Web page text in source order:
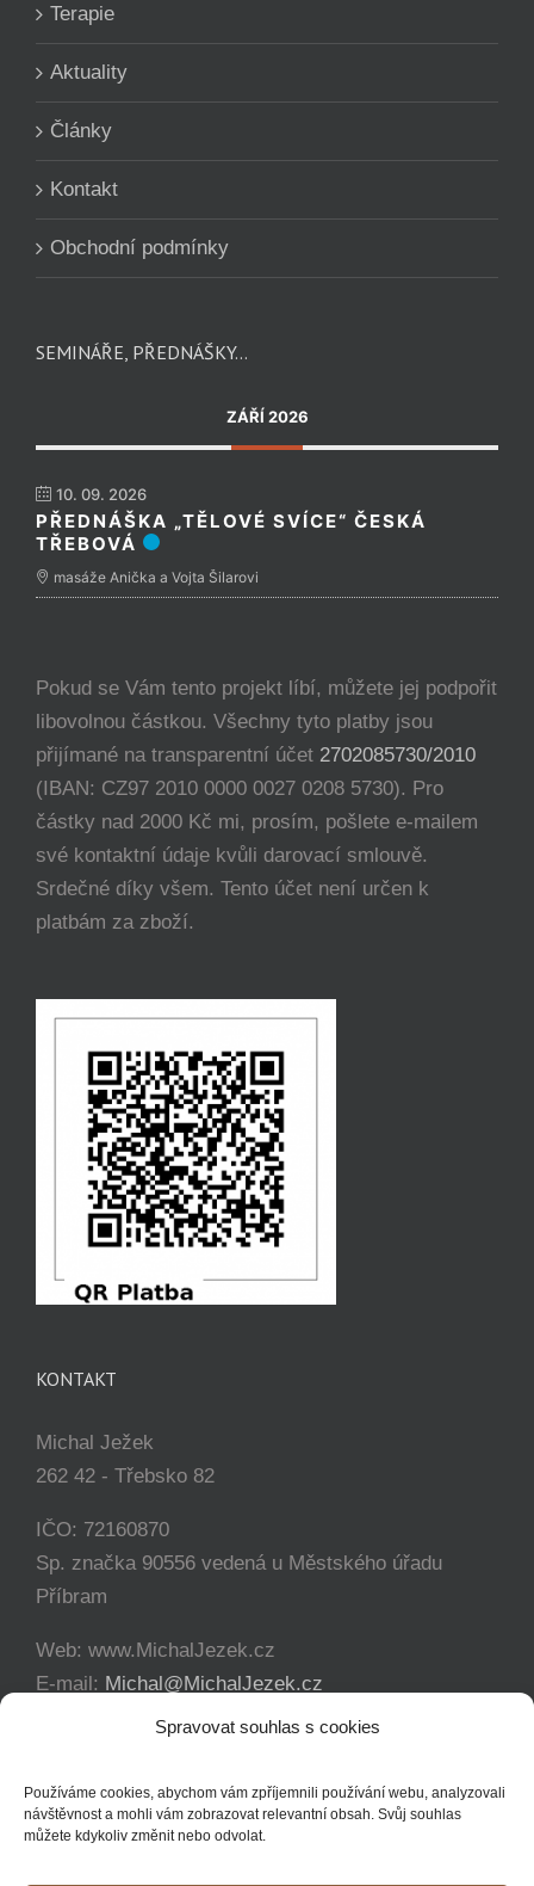
Spravovat souhlas s cookies
Používáme cookies, abychom vám zpříjemnili používání webu, analyzovali
návštěvnost a mohli vám zobrazovat relevantní obsah. Svůj souhlas
můžete kdykoliv změnit nebo odvolat.
Terapie
Aktuality
Články
Kontakt
Obchodní podmínky
SEMINÁŘE, PŘEDNÁŠKY…
ZÁŘÍ 2026
10. 09. 2026
PŘEDNÁŠKA „TĚLOVÉ SVÍCE“ ČESKÁ
TŘEBOVÁ
masáže Anička a Vojta Šilarovi
Pokud se Vám tento projekt líbí, můžete jej podpořit
libovolnou částkou. Všechny tyto platby jsou
přijímané na transparentní účet 2702085730/2010
(IBAN: CZ97 2010 0000 0027 0208 5730). Pro
částky nad 2000 Kč mi, prosím, pošlete e-mailem
své kontaktní údaje kvůli darovací smlouvě.
Srdečné díky všem. Tento účet není určen k
platbám za zboží.
KONTAKT
Michal Ježek
262 42 - Třebsko 82
IČO: 72160870
Sp. značka 90556 vedená u Městského úřadu
Příbram
Web: www.MichalJezek.cz
E-mail: Michal@MichalJezek.cz
+420 777 346 649